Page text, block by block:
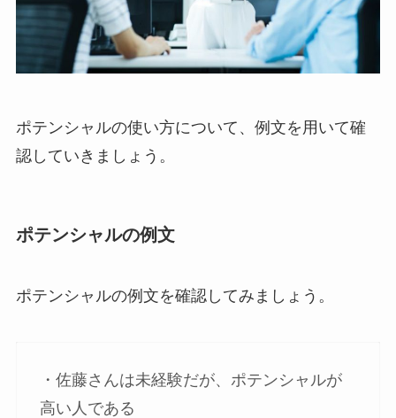
ポテンシャルの使い方について、例文を用いて確
認していきましょう。
ポテンシャルの例文
ポテンシャルの例文を確認してみましょう。
・佐藤さんは未経験だが、ポテンシャルが
高い人である